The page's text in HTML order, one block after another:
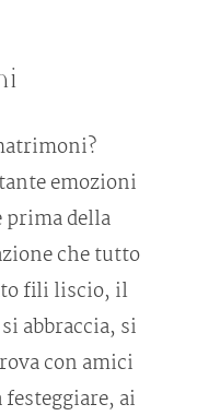
emozioni
prima della
che tutto
fili liscio, il
abbraccia, si
con amici
ai